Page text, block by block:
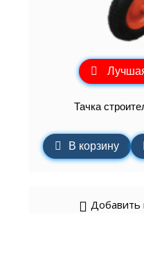
Тачка
В корзину
Добавить